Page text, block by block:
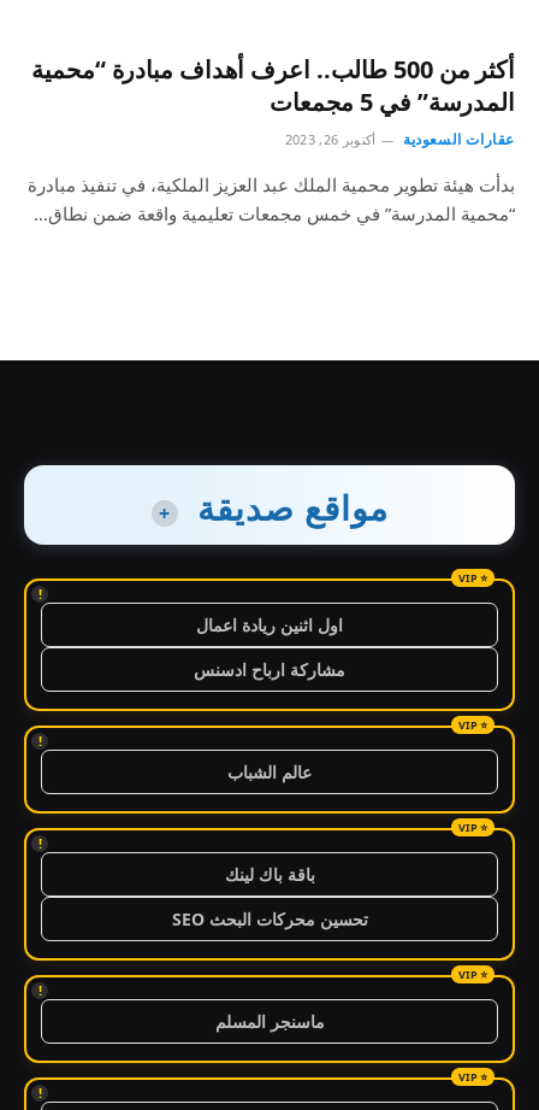
أكثر من 500 طالب.. اعرف أهداف مبادرة “محمية
المدرسة” في 5 مجمعات
عقارات السعودية أكتوبر 26, 2023
بدأت هيئة تطوير محمية الملك عبد العزيز الملكية، في تنفيذ مبادرة
“محمية المدرسة” في خمس مجمعات تعليمية واقعة ضمن نطاق…
مواقع صديقة +
!
اول اثنين ريادة اعمال
مشاركة ارباح ادسنس
!
عالم الشباب
!
باقة باك لينك
تحسين محركات البحث SEO
!
ماسنجر المسلم
!